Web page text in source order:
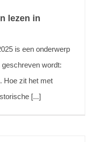
lezen in
is een onderwerp
wordt:
Hoe zit het met
[...]